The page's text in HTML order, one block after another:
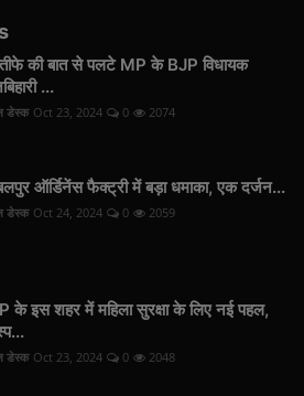
की बात से पलटे MP के BJP विधायक
...
डेस्क Oct 23, 2024 0 2074
ऑर्डिनेंस फैक्ट्री में बड़ा धमाका, एक दर्जन...
डेस्क Oct 24, 2024 0 2059
के इस शहर में महिला सुरक्षा के लिए नई पहल,
डेस्क Oct 23, 2024 0 2048